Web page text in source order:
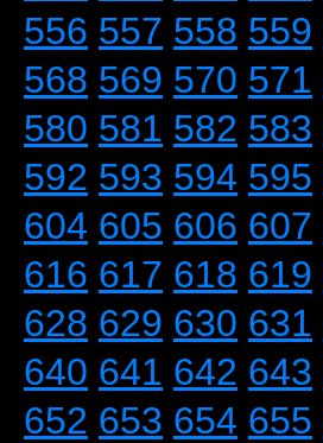
556 557 558 559
568 569 570 571
580 581 582 583
592 593 594 595
604 605 606 607
616 617 618 619
628 629 630 631
640 641 642 643
652 653 654 655